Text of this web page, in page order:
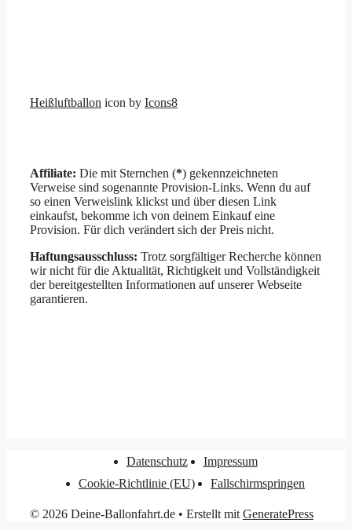
Heißluftballon icon by Icons8
Affiliate: Die mit Sternchen (*) gekennzeichneten
Verweise sind sogenannte Provision-Links. Wenn du auf
so einen Verweislink klickst und über diesen Link
einkaufst, bekomme ich von deinem Einkauf eine
Provision. Für dich verändert sich der Preis nicht.
Haftungsausschluss: Trotz sorgfältiger Recherche können
wir nicht für die Aktualität, Richtigkeit und Vollständigkeit
der bereitgestellten Informationen auf unserer Webseite
garantieren.
Datenschutz
Impressum
Cookie-Richtlinie (EU)
Fallschirmspringen
© 2026 Deine-Ballonfahrt.de • Erstellt mit GeneratePress